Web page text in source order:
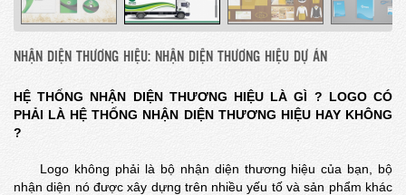
NHẬN DIỆN THƯƠNG HIỆU: NHẬN DIỆN THƯƠNG HIỆU DỰ ÁN
HỆ THỐNG NHẬN DIỆN THƯƠNG HIỆU LÀ GÌ ? LOGO CÓ
PHẢI LÀ HỆ THỐNG NHẬN DIỆN THƯƠNG HIỆU HAY KHÔNG
?
Logo không phải là bộ nhận diện thương hiệu của bạn, bộ
nhận diện nó được xây dựng trên nhiều yếu tố và sản phẩm khác